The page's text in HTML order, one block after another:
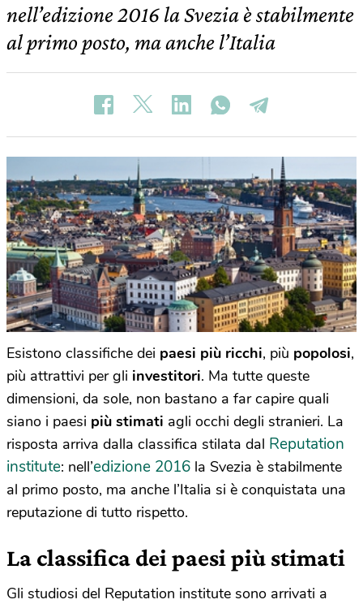
nell’edizione 2016 la Svezia è stabilmente
al primo posto, ma anche l’Italia
Esistono classifiche dei paesi più ricchi, più popolosi,
più attrattivi per gli investitori. Ma tutte queste
dimensioni, da sole, non bastano a far capire quali
siano i paesi più stimati agli occhi degli stranieri. La
risposta arriva dalla classifica stilata dal Reputation
institute: nell’edizione 2016 la Svezia è stabilmente
al primo posto, ma anche l’Italia si è conquistata una
reputazione di tutto rispetto.
La classifica dei paesi più stimati
Gli studiosi del Reputation institute sono arrivati a